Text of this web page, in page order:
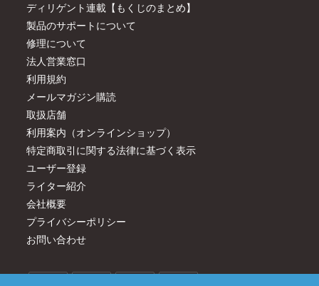
ディリゲント連載【もくじのまとめ】
製品のサポートについて
修理について
法人営業窓口
利用規約
メールマガジン購読
取扱店舗
利用案内（オンラインショップ）
特定商取引に関する法律に基づく表示
ユーザー登録
ライター紹介
会社概要
プライバシーポリシー
お問い合わせ